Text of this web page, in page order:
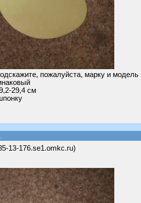
пожалуйста, марку и
29,4 см
13-176.se1.omkc.ru)